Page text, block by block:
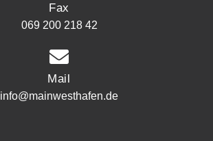
Fax
069 200 218 42
Mail
info@mainwesthafen.de